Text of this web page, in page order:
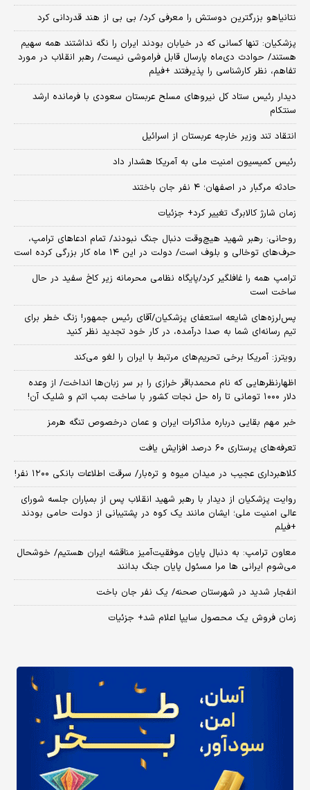
نتانیاهو بزرگترین دوستش را معرفی کرد/ بی بی از هند قدردانی کرد
پزشکیان: تنها کسانی که در خیابان بودند ایران را نگه نداشتند همه سهیم
هستند/ حوادث دی‌ماه پارسال قابل فراموشی نیست/ رهبر انقلاب در مورد
تفاهم، نظر کارشناسی را پذیرفتند +فیلم
دیدار رئیس ستاد کل نیروهای مسلح عربستان سعودی با فرمانده ارشد
سنتکام
انتقاد تند وزیر خارجه عربستان از اسرائیل
رئیس کمیسیون امنیت ملی به آمریکا هشدار داد
حادثه مرگبار در اصفهان؛ ۴ نفر جان باختند
زمان شارژ کالابرگ تغییر کرد+ جزئیات
روحانی: رهبر شهید هیچ‌وقت دنبال جنگ نبودند/ تمام ادعاهای ترامپ،
حرف‌های توخالی و بلوف است/ دولت در این ۱۴ ماه کار بزرگی کرده است
ترامپ همه را غافلگیر کرد/پایگاه نظامی محرمانه زیر کاخ سفید در حال
ساخت است
پس‌لرزه‌های شایعه استعفای پزشکیان/آقای رئیس جمهور! زنگ خطر برای
تیم رسانه‌ای شما به صدا درآمده، در کار خود تجدید نظر کنید
رویترز: آمریکا برخی تحریم‌های مرتبط با ایران را لغو می‌کند
اظهارنظرهایی که نام محمدباقر خرازی را بر سر زبان‌ها انداخت/ از وعده
دلار ۱۰۰۰ تومانی تا راه حل نجات کشور با ساخت بمب اتم و شلیک آن!
خبر مهم بقایی درباره مذاکرات ایران و عمان درخصوص تنگه هرمز
تعرفه‌های پرستاری ۶۰ درصد افزایش یافت
کلاهبرداری عجیب در میدان میوه و تره‌بار/ سرقت اطلاعات بانکی ۱۲۰۰ نفر!
روایت پزشکیان از دیدار با رهبر شهید انقلاب پس از بمباران جلسه شورای
عالی امنیت ملی؛ ایشان مانند یک کوه در پشتیبانی از دولت حامی بودند
+فیلم
معاون ترامپ: به دنبال پایان موفقیت‌آمیز مناقشه ایران هستیم/ خوشحال
می‌شوم ایرانی ها مرا مسئول پایان جنگ بدانند
انفجار شدید در شهرستان صحنه/ یک نفر جان باخت
زمان فروش یک محصول سایپا اعلام شد+ جزئیات